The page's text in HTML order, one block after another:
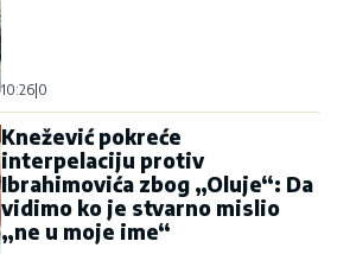
10:26 0
Knežević pokreće
interpelaciju protiv
Ibrahimovića zbog „Oluje“: Da
vidimo ko je stvarno mislio
„ne u moje ime“